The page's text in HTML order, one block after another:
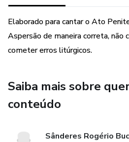
Elaborado para cantar o Ato
Aspersão de maneira correta, não
cometer erros litúrgicos.
Saiba mais sobre
conteúdo
Sânderes Rogério